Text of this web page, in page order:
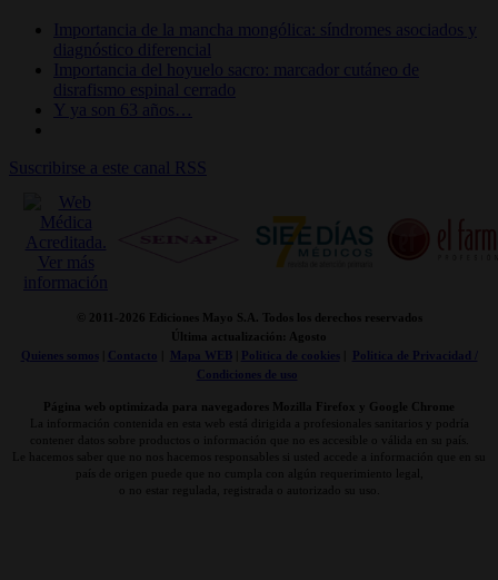
Importancia de la mancha mongólica: síndromes asociados y
diagnóstico diferencial
Importancia del hoyuelo sacro: marcador cutáneo de
disrafismo espinal cerrado
Y ya son 63 años…
Suscribirse a este canal RSS
© 2011- 2026 Ediciones Mayo S.A. Todos los derechos reservados
Última actualización: Agosto
Quienes somos| Contacto Mapa WEB| Politica de cookies|
Politica de Privacidad /
Condiciones de uso
Página web optimizada para navegadores Mozilla Firefox y Google Chrome
La información contenida en esta web está dirigida a profesionales sanitarios y podría
contener datos sobre productos o información que no es accesible o válida en su país.
Le hacemos saber que no nos hacemos responsables si usted accede a información que en su
país de origen puede que no cumpla con algún requerimiento legal,
o no estar regulada, registrada o autorizado su uso.